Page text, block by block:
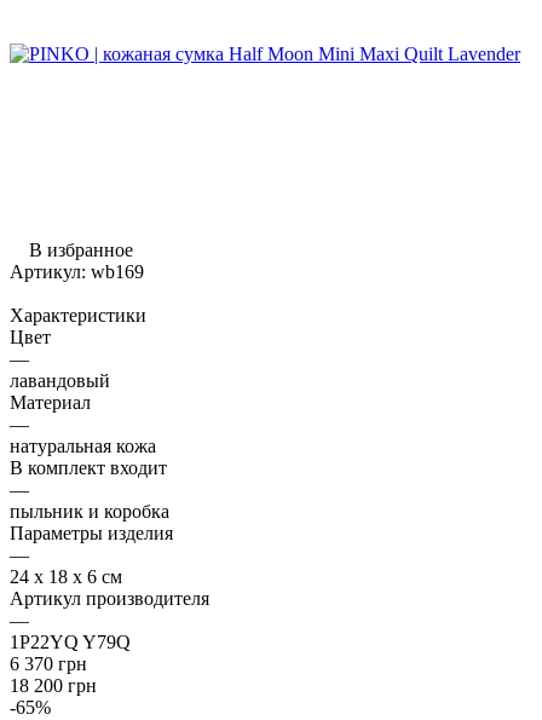
В избранное
Артикул: wb169
Характеристики
Цвет
—
лавандовый
Материал
—
натуральная кожа
В комплект входит
—
пыльник и коробка
Параметры изделия
—
24 x 18 x 6 см
Артикул производителя
—
1P22YQ Y79Q
6 370 грн
18 200 грн
-65%